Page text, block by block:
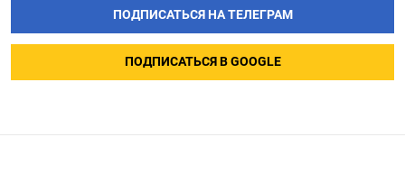
ПОДПИСАТЬСЯ НА ТЕЛЕГРАМ
ПОДПИСАТЬСЯ В GOOGLE